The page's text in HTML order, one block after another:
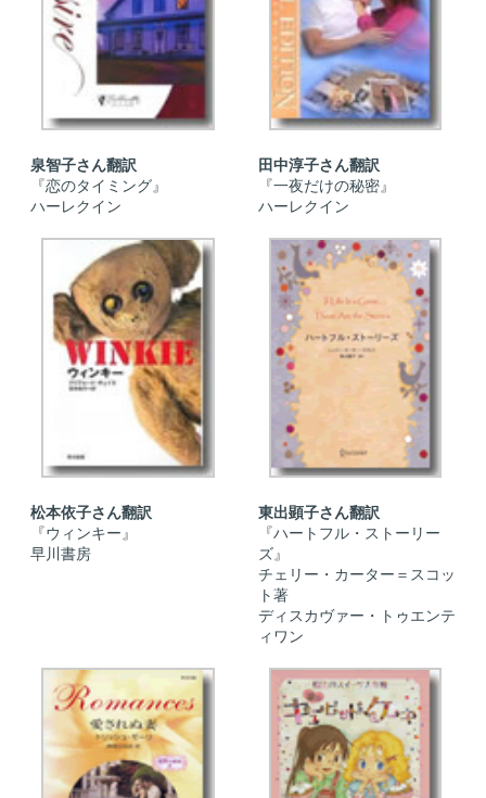
泉智子さん翻訳
『恋のタイミング』
ハーレクイン
田中淳子さん翻訳
『一夜だけの秘密』
ハーレクイン
松本依子さん翻訳
『ウィンキー』
早川書房
東出顕子さん翻訳
『ハートフル・ストーリー
ズ』
チェリー・カーター＝スコッ
ト著
ディスカヴァー・トゥエンテ
ィワン